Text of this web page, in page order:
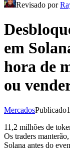
Revisado por
em
hora de
ou
MercadosPublicado
11,2 milhões de
Os traders
Solana antes do